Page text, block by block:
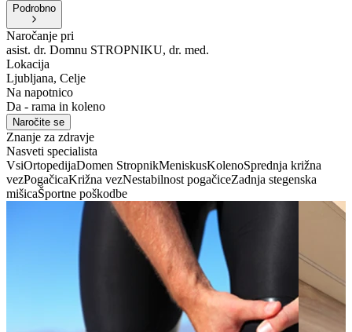
Podrobno
Naročanje pri
asist. dr. Domnu STROPNIKU, dr. med.
Lokacija
Ljubljana, Celje
Na napotnico
Da - rama in koleno
Naročite se
Znanje za zdravje
Nasveti specialista
VsiOrtopedijaDomen StropnikMeniskusKolenoSprednja križna
vezPogačicaKrižna vezNestabilnost pogačiceZadnja stegenska
mišicaŠportne poškodbe